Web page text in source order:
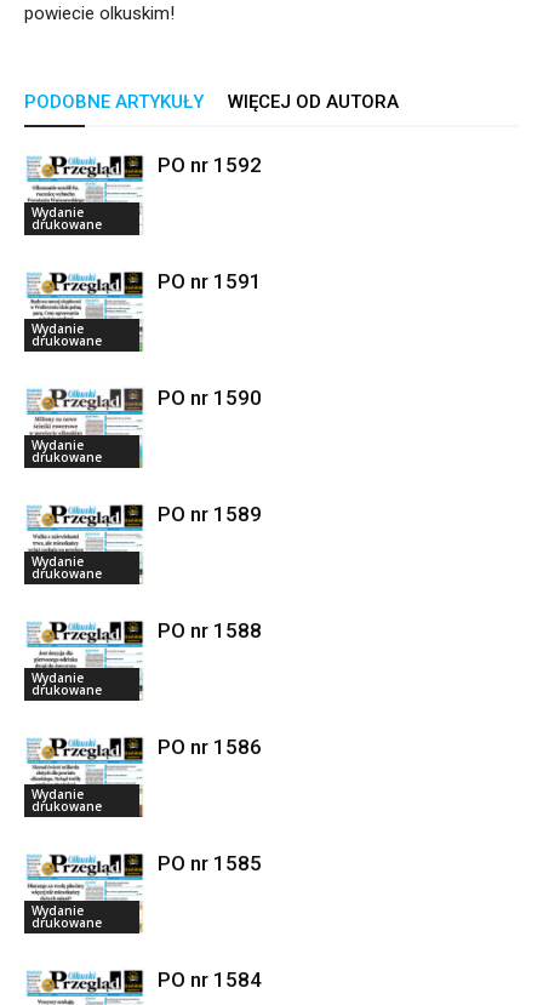
powiecie olkuskim!
PODOBNE ARTYKUŁY WIĘCEJ OD AUTORA
Wydanie
drukowane
PO nr 1592
Wydanie
drukowane
PO nr 1591
Wydanie
drukowane
PO nr 1590
Wydanie
drukowane
PO nr 1589
Wydanie
drukowane
PO nr 1588
Wydanie
drukowane
PO nr 1586
Wydanie
drukowane
PO nr 1585
PO nr 1584